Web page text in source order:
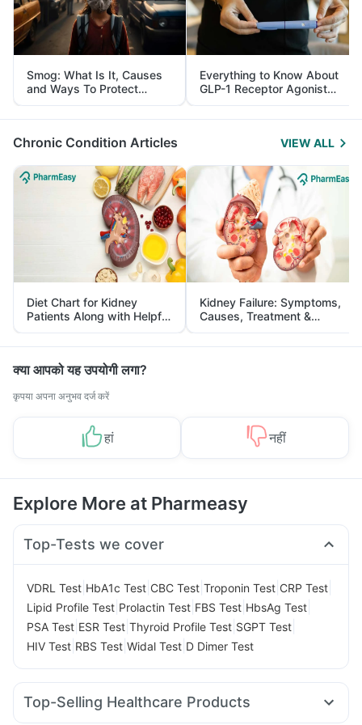
Smog: What Is It, Causes
and Ways To Protect
Yourself From It
Everything to Know About
GLP-1 Receptor Agonist
and Its Role in Weight
Management
Chronic Condition Articles VIEW ALL
Diet Chart for Kidney
Patients Along with Helpful
Tips
Kidney Failure: Symptoms,
Causes, Treatment &
Prevention
क्या आपको यह उपयोगी लगा?
कृपया अपना अनुभव दर्ज करें
हां नहीं
Explore More at Pharmeasy
Top-Tests we cover
VDRL Test HbA1c Test CBC Test Troponin Test CRP Test
Lipid Profile Test Prolactin Test FBS Test HbsAg Test
PSA Test ESR Test Thyroid Profile Test SGPT Test
HIV Test RBS Test Widal Test D Dimer Test
Top-Selling Healthcare Products